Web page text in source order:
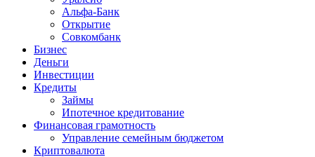
Альфа-Банк
Открытие
Совкомбанк
Бизнес
Деньги
Инвестиции
Кредиты
Займы
Ипотечное кредитование
Финансовая грамотность
Управление семейным бюджетом
Криптовалюта